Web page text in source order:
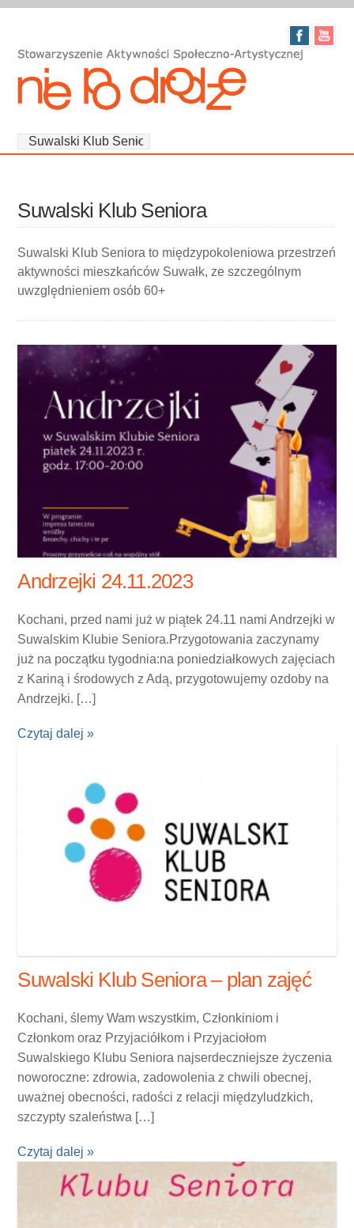
Suwalski Klub Seniora
Suwalski Klub Seniora to międzypokoleniowa przestrzeń
aktywności mieszkańców Suwałk, ze szczególnym
uwzględnieniem osób 60+
Andrzejki 24.11.2023
Kochani, przed nami już w piątek 24.11 nami Andrzejki w
Suwalskim Klubie Seniora.Przygotowania zaczynamy
już na początku tygodnia:na poniedziałkowych zajęciach
z Kariną i środowych z Adą, przygotowujemy ozdoby na
Andrzejki. […]
Czytaj dalej »
Suwalski Klub Seniora – plan zajęć
Kochani, ślemy Wam wszystkim, Członkiniom i
Członkom oraz Przyjaciółkom i Przyjaciołom
Suwalskiego Klubu Seniora najserdeczniejsze życzenia
noworoczne: zdrowia, zadowolenia z chwili obecnej,
uważnej obecności, radości z relacji międzyludzkich,
szczypty szaleństwa […]
Czytaj dalej »